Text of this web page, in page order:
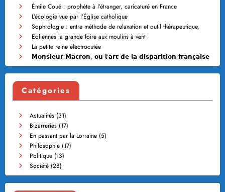
Émile Coué : prophète à l’étranger, caricaturé en France
L’écologie vue par l’Église catholique
Sophrologie : entre méthode de relaxation et outil thérapeutique,
Eoliennes la grande foire aux moulins à vent
La petite reine électrocutée
𝗠𝗼𝗻𝘀𝗶𝗲𝘂𝗿 𝗠𝗮𝗰𝗿𝗼𝗻, 𝗼𝘂 𝗹’𝗮𝗿𝘁 𝗱𝗲 𝗹𝗮 𝗱𝗶𝘀𝗽𝗮𝗿𝗶𝘁𝗶𝗼𝗻 𝗳𝗿𝗮𝗻𝗰̧𝗮𝗶𝘀𝗲
Catégories
Actualités (31)
Bizarreries (17)
En passant par la Lorraine (5)
Philosophie (17)
Politique (13)
Société (28)